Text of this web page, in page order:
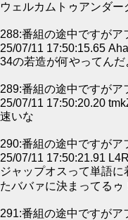
ウェルカムトゥアンダ
288:番組の途中ですが
25/07/11 17:50:15.65
34の若造が何やってん
289:番組の途中ですが
25/07/11 17:50:20.20
速いな
290:番組の途中ですが
25/07/11 17:50:21.91
ジャップオスって単語
たババァに決まってる
291:番組の途中ですが